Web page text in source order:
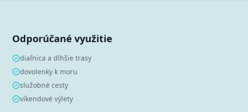
Odporúčané využitie
diaľnica a dlhšie trasy
dovolenky k moru
služobné cesty
víkendové výlety